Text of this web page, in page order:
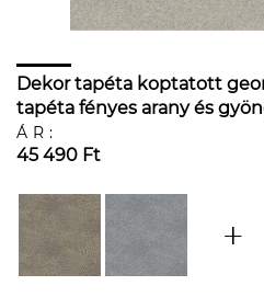
Dekor tapéta koptatott
tapéta fényes arany és
ÁR:
45 490 Ft